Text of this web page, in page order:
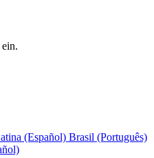
(Español) Brasil (Português)